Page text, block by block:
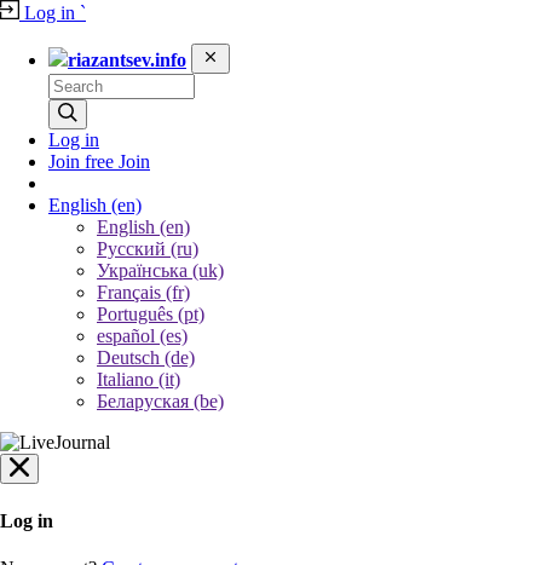
Log in `
riazantsev.info
Log in
Join free Join
English (en)
English (en)
Русский (ru)
Українська (uk)
Français (fr)
Português (pt)
español (es)
Deutsch (de)
Italiano (it)
Беларуская (be)
Log in